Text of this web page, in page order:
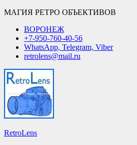
МАГИЯ РЕТРО ОБЪЕКТИВОВ
ВОРОНЕЖ
+7-950-760-40-56
WhatsApp, Telegram, Viber
retrolens@mail.ru
RetroLens